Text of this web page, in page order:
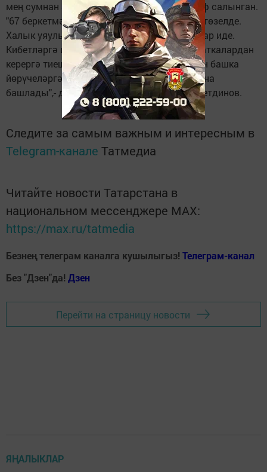
мең сумнан алып 30 мең сумга кадәр штраф салынган.
"67 беркетмәнең 27се бер атна эчендә генә төзелде.
Халык уяулыкны югалтты. Саграк булсыннар иде.
Кибетләргә шулай ук халык маскалар-перчаткалардан
керергә тиеш. Шәхси саклану чараларыннан башка
йөрүчеләргә дә бу атнадан штрафлар салына
башлады",- ди ДАИ начальнигы Айнур Хәйретдинов.
Следите за самым важным и интересным в
Telegram-канале Татмедиа
Читайте новости Татарстана в
национальном мессенджере MАХ:
https://max.ru/tatmedia
Безнең телеграм каналга кушылыгыз! Телеграм-канал
Без "Дзен"да! Дзен
Перейти на страницу новости
ЯҢАЛЫКЛАР